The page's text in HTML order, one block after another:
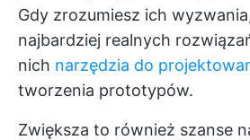
Gdy zrozumiesz ich
najbardziej realnych
nich narzędzia do
tworzenia prototypów.
Zwiększa to również szanse